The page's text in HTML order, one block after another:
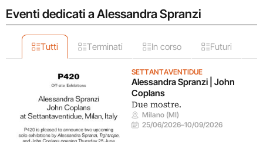
Eventi dedicati a Alessandra Spranzi
Tutti Terminati In corso Futuri
SETTANTAVENTIDUE
Alessandra Spranzi | John
Coplans
Due mostre.
Milano (MI)
25/06/2026–10/09/2026